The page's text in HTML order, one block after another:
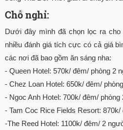
Chỗ nghỉ:
Dưới đây mình đã chọn lọc ra
nhiều đánh giá tích cực có cả giá
các nơi đã bao gồm ăn sáng nha:
- Queen Hotel: 570k/ đêm/ phòng 2
- Chez Loan Hotel: 650k/ đêm/
- Ngoc Anh Hotel: 700k/ đêm/ phòng
- Tam Coc Rice Fields Resort:
-The Reed Hotel: 1100k/ đêm/ 2